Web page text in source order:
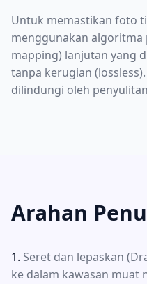
Untuk memastikan foto
menggunakan algoritma
mapping) lanjutan yang
tanpa kerugian
dilindungi oleh penyulitan
Arahan
Seret dan lepaskan
ke dalam kawasan muat